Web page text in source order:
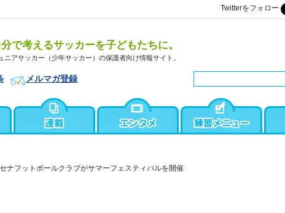
Twitterをフォロー
で考えるサッカーを子どもたちに。
ニアサッカー（少年サッカー）の保護者向け情報サイト。
メルマガ登録
ナフットボールクラブがサマーフェスティバルを開催